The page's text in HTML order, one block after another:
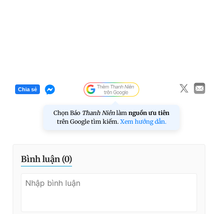
Chia sẻ
Chọn Báo Thanh Niên làm nguồn ưu tiên
trên Google tìm kiếm. Xem hướng dẫn.
Bình luận (0)